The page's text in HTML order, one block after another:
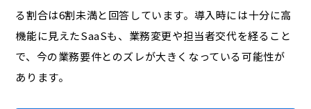
る割合は6割未満と回答しています。導入時には十分に高
機能に見えたSaaSも、業務変更や担当者交代を経ること
で、今の業務要件とのズレが大きくなっている可能性が
あります。